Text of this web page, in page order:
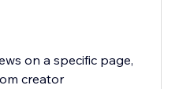
on a specific page,
creator